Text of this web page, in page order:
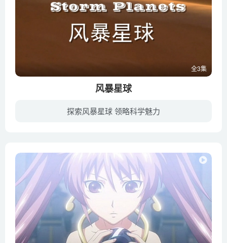
全3集
风暴星球
探索风暴星球 领略科学魅力